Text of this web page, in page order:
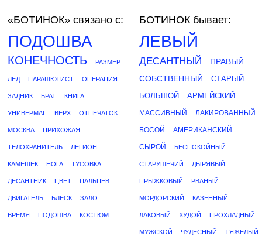
«БОТИНОК» связано с:
ПОДОШВА
КОНЕЧНОСТЬ РАЗМЕР
ЛЕД ПАРАШЮТИСТ ОПЕРАЦИЯ
ЗАДНИК БРАТ КНИГА
УНИВЕРМАГ ВЕРХ ОТПЕЧАТОК
МОСКВА ПРИХОЖАЯ
ТЕЛОХРАНИТЕЛЬ ЛЕГИОН
КАМЕШЕК НОГА ТУСОВКА
ДЕСАНТНИК ЦВЕТ ПАЛЬЦЕВ
ДВИГАТЕЛЬ БЛЕСК ЗАЛО
ВРЕМЯ ПОДОШВА КОСТЮМ
БОТИНОК бывает:
ЛЕВЫЙ
ДЕСАНТНЫЙ
ПРАВЫЙ
СОБСТВЕННЫЙ
СТАРЫЙ
БОЛЬШОЙ
АРМЕЙСКИЙ
МАССИВНЫЙ ЛАКИРОВАННЫЙ
БОСОЙ АМЕРИКАНСКИЙ
СЫРОЙ БЕСПОКОЙНЫЙ
СТАРУШЕЧИЙ ДЫРЯВЫЙ
ПРЫЖКОВЫЙ РВАНЫЙ
МОРДОРСКИЙ КАЗЕННЫЙ
ЛАКОВЫЙ ХУДОЙ ПРОХЛАДНЫЙ
МУЖСКОЙ ЧУДЕСНЫЙ ТЯЖЕЛЫЙ